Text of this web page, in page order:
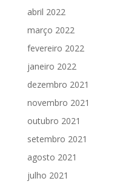
abril 2022
março 2022
fevereiro 2022
janeiro 2022
dezembro 2021
novembro 2021
outubro 2021
setembro 2021
agosto 2021
julho 2021